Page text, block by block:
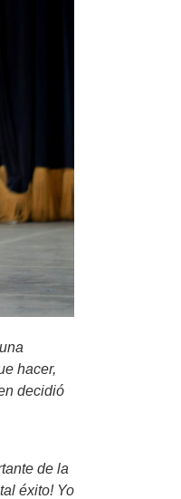
hacer,
decidió
de la
éxito! Yo